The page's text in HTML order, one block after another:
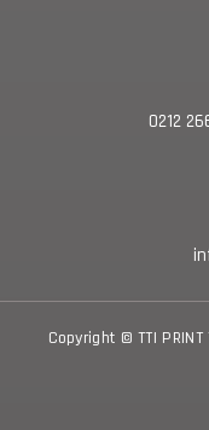
0212
Copyright © TTI PRINT